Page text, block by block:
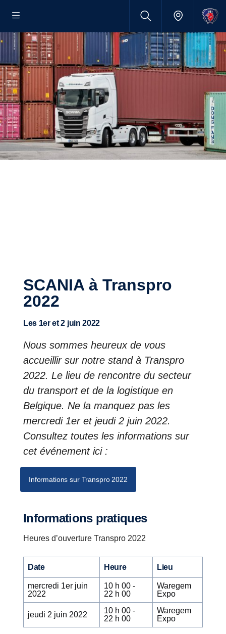
SCANIA à Transpro
2022
Les 1er et 2 juin 2022
Nous sommes heureux de vous
accueillir sur notre stand à Transpro
2022. Le lieu de rencontre du secteur
du transport et de la logistique en
Belgique. Ne la manquez pas les
mercredi 1er et jeudi 2 juin 2022.
Consultez toutes les informations sur
cet événement ici :
Informations sur Transpro 2022
Informations pratiques
Heures d’ouverture Transpro 2022
Date Heure Lieu
mercredi 1er juin
2022
10 h 00 -
22 h 00
Waregem
Expo
jeudi 2 juin 2022
10 h 00 -
22 h 00
Waregem
Expo